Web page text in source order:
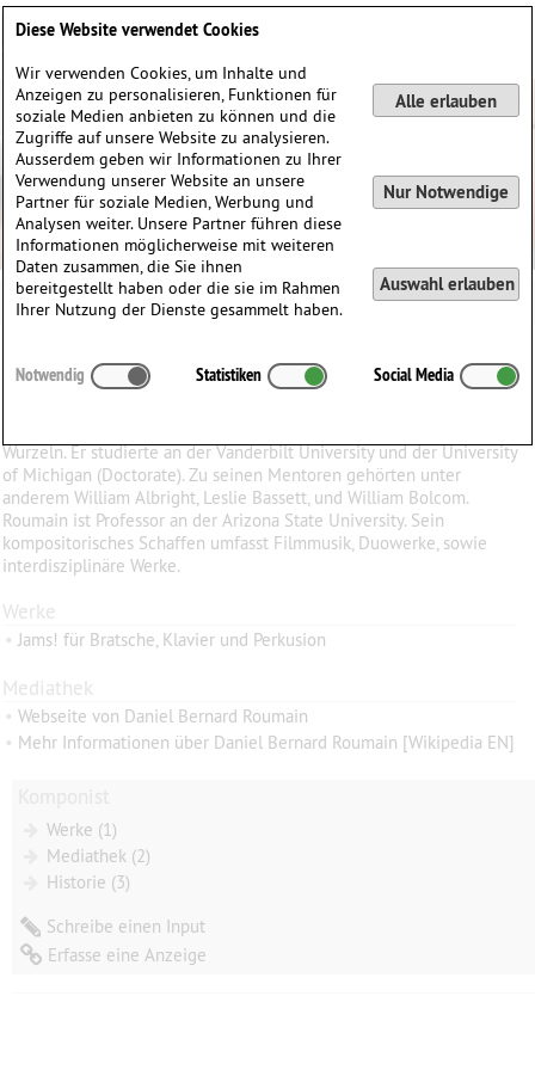
Daniel Bernard Roumain
Daniel Bernard
∗ inUSA
Wurzeln. Er studierte an der Vanderbilt University und der University
of Michigan (Doctorate). Zu seinen Mentoren gehörten unter
anderem William Albright, Leslie Bassett, und William Bolcom.
Roumain ist Professor an der Arizona State University. Sein
kompositorisches Schaffen umfasst Filmmusik, Duowerke, sowie
interdisziplinäre Werke.
Werke
• Jams! für Bratsche, Klavier und Perkusion
Mediathek
• Webseite von Daniel Bernard Roumain
• Mehr Informationen über Daniel Bernard Roumain [Wikipedia EN]
Werke (1)
Mediathek (2)
Historie (3)
Schreibe einen Input
Erfasse eine Anzeige
Diese Website verwendet Cookies
Wir verwenden Cookies, um Inhalte und
Anzeigen zu personalisieren, Funktionen für
soziale Medien anbieten zu können und die
Zugriffe auf unsere Website zu analysieren.
Ausserdem geben wir Informationen zu Ihrer
Verwendung unserer Website an unsere
Partner für soziale Medien, Werbung und
Analysen weiter. Unsere Partner führen diese
Informationen möglicherweise mit weiteren
Daten zusammen, die Sie ihnen
bereitgestellt haben oder die sie im Rahmen
Ihrer Nutzung der Dienste gesammelt haben.
Alle erlauben
Nur Notwendige
Auswahl erlauben
Notwendig Statistiken Social Media